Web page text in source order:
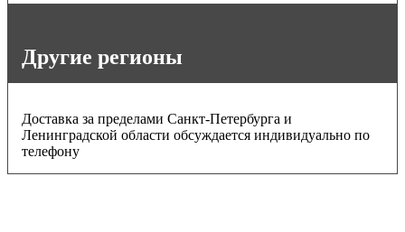
Другие регионы
Доставка за пределами Санкт-Петербурга и
Ленинградской области обсуждается индивидуально по
телефону